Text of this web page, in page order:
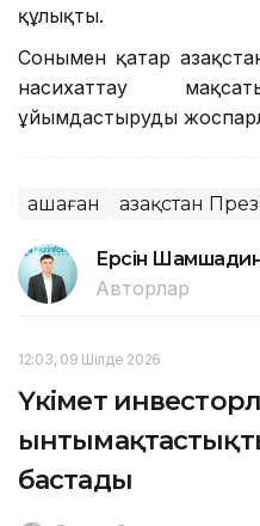
құлықты.
Сонымен қатар
насихаттау
ұйымдастыруды
Қашаған Қазақстан
Ерсiн
Авторлар
12:03, 09 Шілде 2026
Үкімет
бастады